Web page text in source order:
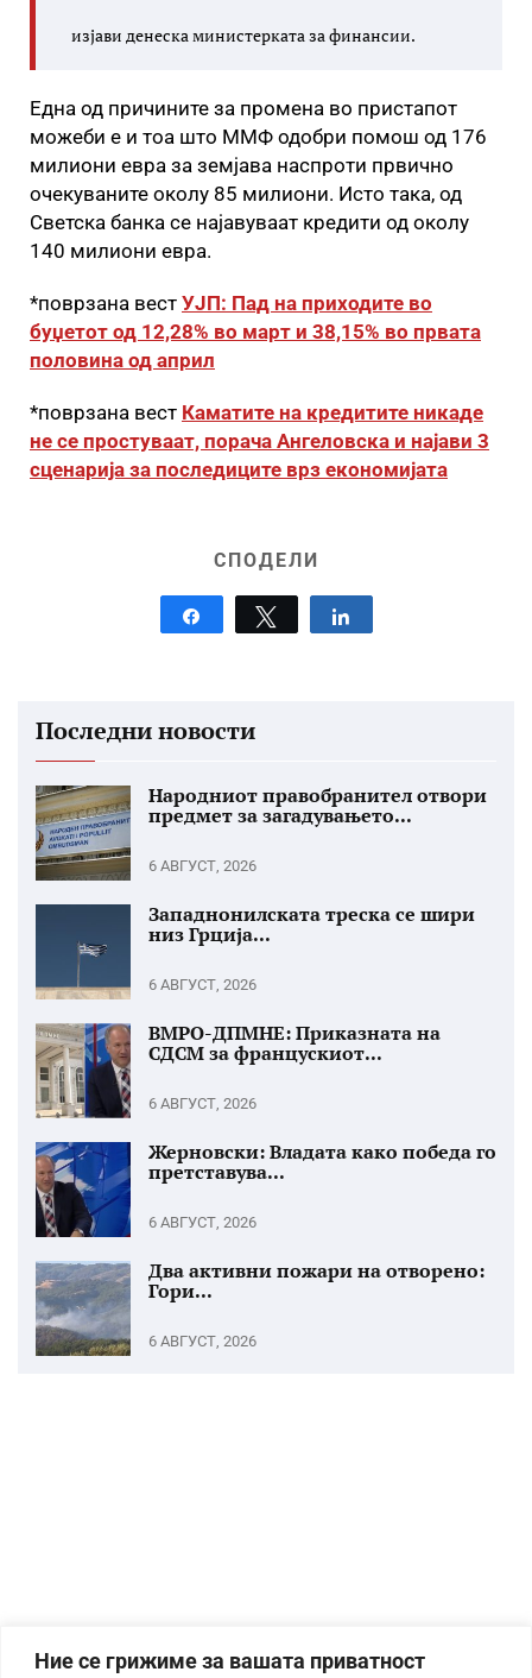
Ние се грижиме за вашата приватност
изјави денеска министерката за финансии.
Една од причините за промена во пристапот
можеби е и тоа што ММФ одобри помош од 176
милиони евра за земјава наспроти првично
очекуваните околу 85 милиони. Исто така, од
Светска банка се најавуваат кредити од околу
140 милиони евра.
*поврзана вест УЈП: Пад на приходите во
буџетот од 12,28% во март и 38,15% во првата
половина од април
*поврзана вест Каматите на кредитите никаде
не се простуваат, порача Ангеловска и најави 3
сценарија за последиците врз економијата
СПОДЕЛИ
Tweet
Последни новости
Народниот правобранител отвори
предмет за загадувањето...
6 АВГУСТ, 2026
Западнонилската треска се шири
низ Грција...
6 АВГУСТ, 2026
ВМРО-ДПМНЕ: Приказната на
СДСМ за францускиот...
6 АВГУСТ, 2026
Жерновски: Владата како победа го
претставува...
6 АВГУСТ, 2026
Два активни пожари на отворено:
Гори...
6 АВГУСТ, 2026